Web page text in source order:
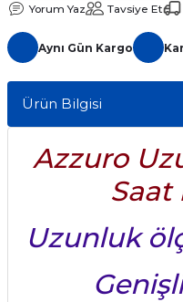
Yorum Yaz Tavsiye Et
Aynı Gün Kargo
Ürün Bilgisi
Azzuro
Saat
Uzunluk